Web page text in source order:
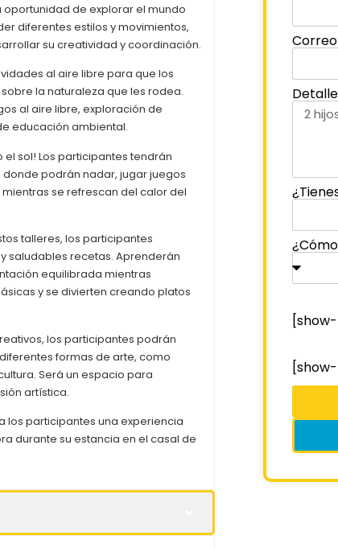
oportunidad de explorar el mundo
diferentes estilos y movimientos,
su creatividad y coordinación.
al aire libre para que los
la naturaleza que les rodea.
al aire libre, exploración de
educación ambiental.
el sol! Los participantes tendrán
podrán nadar, jugar juegos
se refrescan del calor del
talleres, los participantes
saludables recetas. Aprenderán
equilibrada mientras
y se divierten creando platos
los participantes podrán
formas de arte, como
Será un espacio para
artística.
los participantes una experiencia
durante su estancia en el casal de